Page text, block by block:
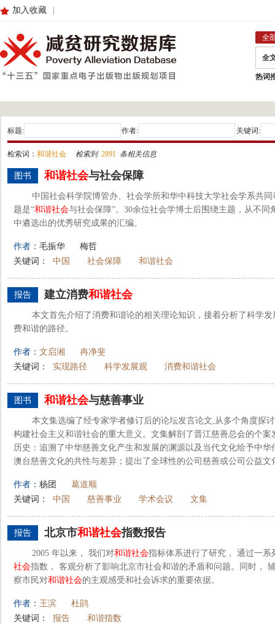
加入收藏
全
全
热词
标题: 作者: 关键词:
检索词： 和谐社会 检索到 2891 条相关信息
图书 和谐社会与社会保障
中国社会科学院博管办、社会学所和华中科技大学社会学系共
题是“和谐社会与社会保障”。30余位社会学博士后围绕主题，从不
中遴选出的优秀研究成果的汇编。
作者： 毛振华
梅哲
关键词：
中国 社会保障 和谐社会
报告 建立消费和谐社会
本文首先介绍了消费和谐论的相关理论知识，接着分析了科学
费和谐的路径。
作者： 文启湘
冉净斐
关键词：
实现路径 科学发展观 消费和谐社会
图书 和谐社会与慈善事业
本文集选编了经专家学者修订后的论坛发言论文,从多个角度探
构建社会主义和谐社会的重大意义。文集解剖了晋江慈善总会的个
历史：追溯了中华慈善文化产生和发展的渊源以及当代文化给予中
澳台慈善文化的共性与差异；提出了全球性的公司慈善或公司公益
作者： 杨团
葛道顺
关键词：
中国 慈善事业 学术会议 文集
报告 北京市和谐社会指数报告
2005 年以来， 我们对和谐社会指标体系进行了研究， 通过一系
社会指数， 客观分析了影响北京市社会和谐的矛盾和问题。同时，
察市民对和谐社会的主观感受和社会诉求的重要依据。
作者： 王滨
杜鹃
关键词：
报告 和谐指数